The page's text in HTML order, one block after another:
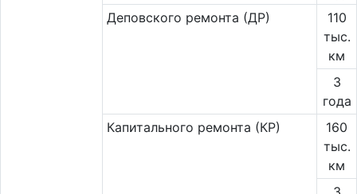
Деповского ремонта (ДР)
110
тыс.
км
3
года
Капитального ремонта (КР)
160
тыс.
км